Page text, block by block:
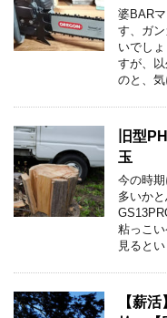
婆BAR
す、ガ
いでし
すが、
のと、
旧型
玉
今の時
多いか
粘っこ
見ると
【薪